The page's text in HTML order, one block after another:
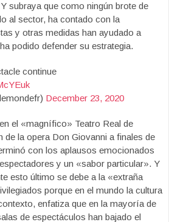
subraya que como ningún brote de
al sector, ha contado con la
y otras medidas han ayudado a
podido defender su estrategia.
continue
December 23, 2020
el «magnífico» Teatro Real de
de la opera Don Giovanni a finales de
con los aplausos emocionados
y un «sabor particular». Y
esto último se debe a la «extraña
porque en el mundo la cultura
enfatiza que en la mayoría de
de espectáculos han bajado el